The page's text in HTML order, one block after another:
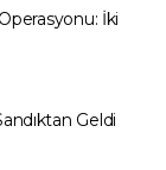
İki
Geldi